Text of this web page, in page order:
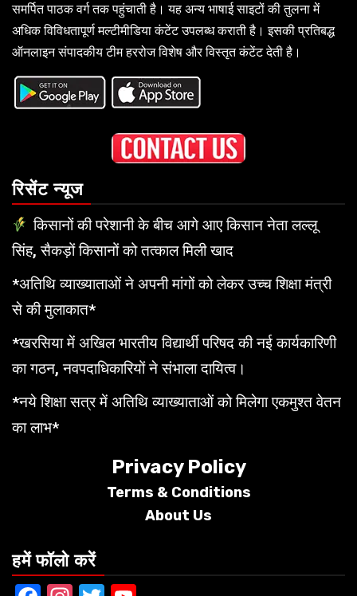
समर्पित पाठक वर्ग तक पहुंचाती है। यह अन्य भाषाई साइटों की तुलना में
अधिक विविधतापूर्ण मल्टीमीडिया कंटेंट उपलब्ध कराती है। इसकी प्रतिबद्ध
ऑनलाइन संपादकीय टीम हररोज विशेष और विस्तृत कंटेंट देती है।
रिसेंट न्यूज
किसानों की परेशानी के बीच आगे आए किसान नेता लल्लू
सिंह, सैकड़ों किसानों को तत्काल मिली खाद
*अतिथि व्याख्याताओं ने अपनी मांगों को लेकर उच्च शिक्षा मंत्री
से की मुलाकात*
*खरसिया में अखिल भारतीय विद्यार्थी परिषद की नई कार्यकारिणी
का गठन, नवपदाधिकारियों ने संभाला दायित्व।
*नये शिक्षा सत्र में अतिथि व्याख्याताओं को मिलेगा एकमुश्त वेतन
का लाभ*
Privacy Policy
Terms & Conditions
About Us
हमें फॉलो करें